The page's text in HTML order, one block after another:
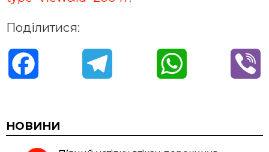
Поділитися:
c
НОВИНИ